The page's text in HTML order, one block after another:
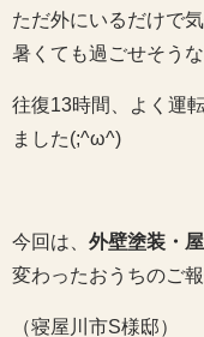
ただ外にいるだけで
暑くても過ごせそう
往復13時間、よく運
ました(;^ω^)
今回は、 外壁塗装・
変わったおうちのご
（寝屋川市S様邸）